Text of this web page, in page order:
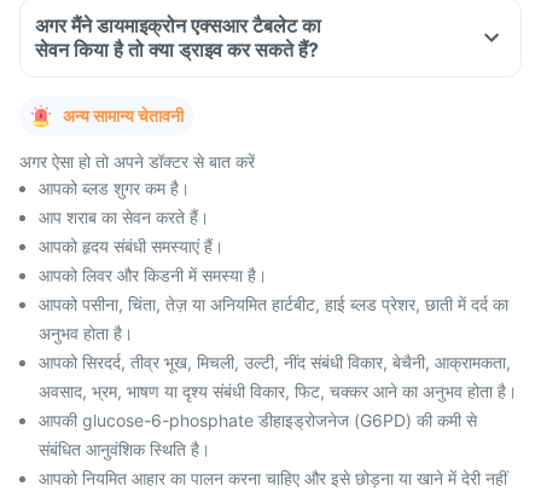
अगर मैंने डायमाइक्रोन एक्सआर टैबलेट का
सेवन किया है तो क्या ड्राइव कर सकते हैं?
अन्य सामान्य चेतावनी
अगर ऐसा हो तो अपने डॉक्टर से बात करें
आपको ब्लड शुगर कम है।
आप शराब का सेवन करते हैं।
आपको हृदय संबंधी समस्याएं हैं।
आपको लिवर और किडनी में समस्या है।
आपको पसीना, चिंता, तेज़ या अनियमित हार्टबीट, हाई ब्लड प्रेशर, छाती में दर्द का
अनुभव होता है।
आपको सिरदर्द, तीव्र भूख, मिचली, उल्टी, नींद संबंधी विकार, बेचैनी, आक्रामकता,
अवसाद, भ्रम, भाषण या दृश्य संबंधी विकार, फिट, चक्कर आने का अनुभव होता है।
आपकी glucose-6-phosphate डीहाइड्रोजनेज (G6PD) की कमी से
संबंधित आनुवंशिक स्थिति है।
आपको नियमित आहार का पालन करना चाहिए और इसे छोड़ना या खाने में देरी नहीं